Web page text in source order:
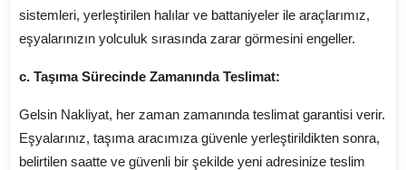
sistemleri, yerleştirilen halılar ve battaniyeler ile araçlarımız,
eşyalarınızın yolculuk sırasında zarar görmesini engeller.
c. Taşıma Sürecinde Zamanında Teslimat:
Gelsin Nakliyat, her zaman zamanında teslimat garantisi verir.
Eşyalarınız, taşıma aracımıza güvenle yerleştirildikten sonra,
belirtilen saatte ve güvenli bir şekilde yeni adresinize teslim